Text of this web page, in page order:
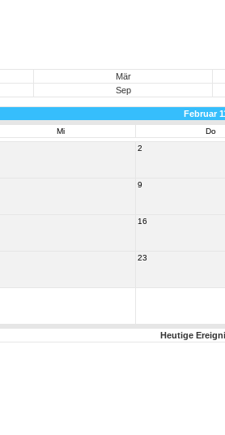
Mär
Sep
Februar
Mi Do
2
9
16
23
Heutige